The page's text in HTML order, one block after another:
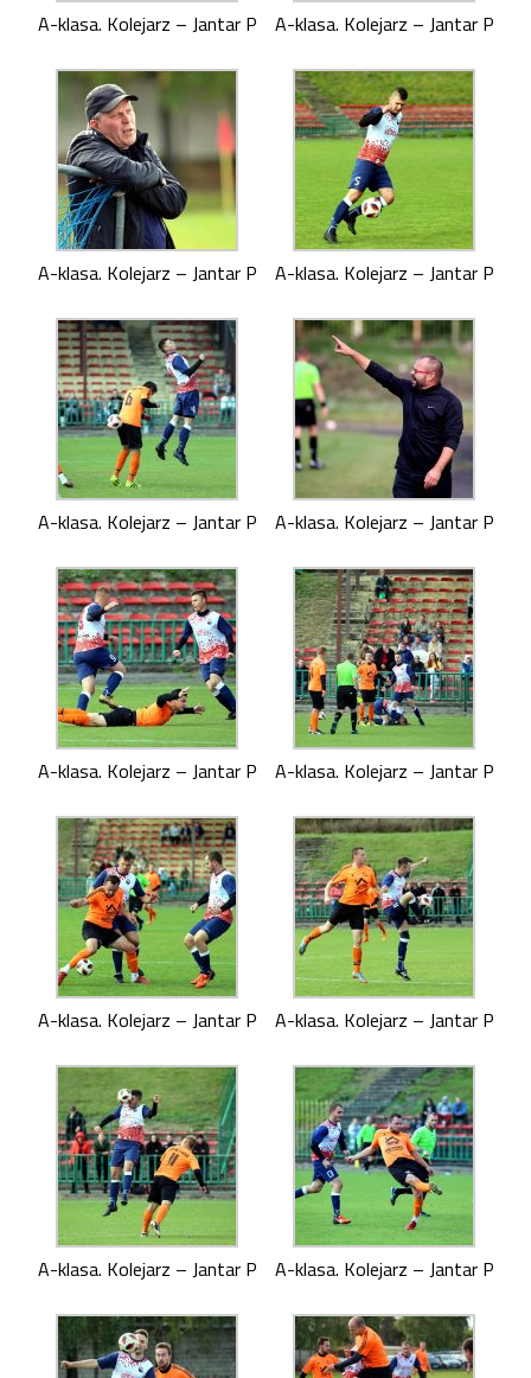
A-klasa. Kolejarz – Jantar P A-klasa. Kolejarz – Jantar P
A-klasa. Kolejarz – Jantar P A-klasa. Kolejarz – Jantar P
A-klasa. Kolejarz – Jantar P A-klasa. Kolejarz – Jantar P
A-klasa. Kolejarz – Jantar P A-klasa. Kolejarz – Jantar P
A-klasa. Kolejarz – Jantar P A-klasa. Kolejarz – Jantar P
A-klasa. Kolejarz – Jantar P A-klasa. Kolejarz – Jantar P